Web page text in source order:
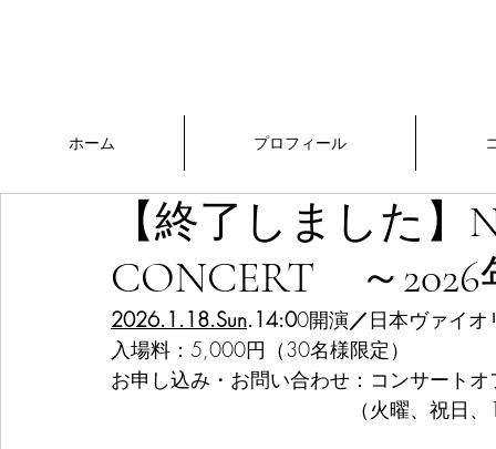
ホーム プロフィール
【終了しました】
CONCERT ～
2026.1.18.Sun.14:00開演／日本ヴァイ
入場料：5,000円（30名様限定）
お申し込み・お問い合わせ：コンサート
（火曜、祝日、12月30